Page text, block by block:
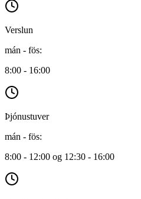
Verslun
mán - fös:
8:00 - 16:00
Þjónustuver
mán - fös:
8:00 - 12:00 og 12:30 - 16:00